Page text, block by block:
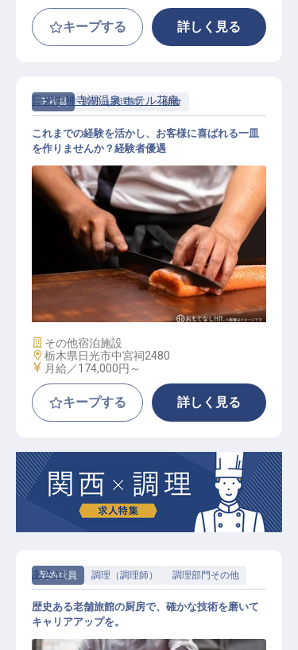
キープする 詳しく見る
正社員 調理（調理師） 和食
調理スタッフ
日光中禅寺湖温泉 ホテル花庵
これまでの経験を活かし、お客様に喜ばれる一皿
を作りませんか？経験者優遇
施設業態
その他宿泊施設
勤務地
栃木県日光市中宮祠2480
給与
月給／174,000円～
キープする 詳しく見る
契約社員 調理（調理師） 調理部門その他
あさや
歴史ある老舗旅館の厨房で、確かな技術を磨いて
キャリアアップを。